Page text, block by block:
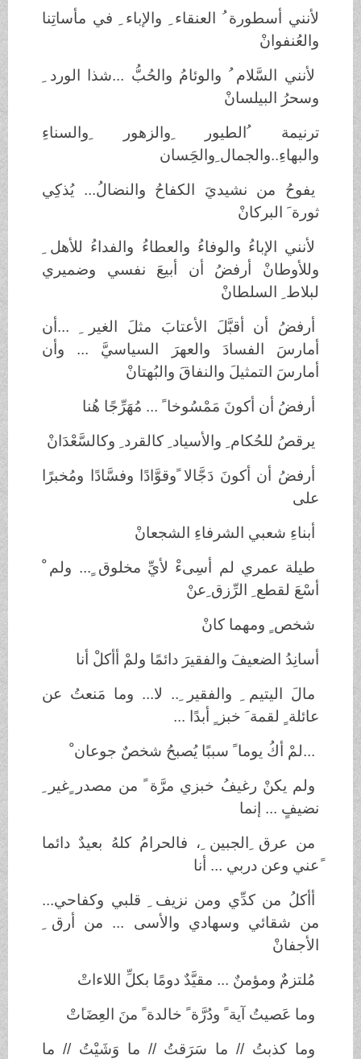
لأنني أسطورة ُ العنقاء ِ والإباء ِ في مأساتِنا
والعُنفوانْ
لأنني السَّلام ُ والوئامُ والحُبُّ ...شذا الورد ِ
وسحرُ البيلسانْ
ترنيمة ُالطيور ِوالزهور ِوالسناءِ
والبهاءِ..والجمال ِوالحَِسان
يفوحُ من نشيديَ الكفاحُ والنضالُ... يُذكِي
ثورة َ البركانْ
لأنني الإباءُ والوفاءُ والعطاءُ والفداءُ للأهل ِ
وللأوطانْ أرفضُ أن أبيعَ نفسي وضميري
لبلاط ِ السلطانْ
أرفضُ أن أقبَّلَ الأعتابَ مثلَ الغير ِ ...أن
أمارسَ الفسادَ والعهرَ السياسيَّ ... وأن
أمارسَ التمثيلَ والنفاقَ والبُهتانْ
أرفضُ أن أكونَ مَمْسُوخا ً ... مُهَرِّجًا هُنا
يرقصُ للحُكام ِ والأسياد ِ كالقرد ِ وكالسَّعْدَانْ
أرفضُ أن أكونَ دَجَّالا ًوقوَّادًا وفسَّادًا ومُخبرًا
على
أبناءِ شعبي الشرفاءِ الشجعانْ
طيلة عمري لم أسِىءْ لأيِّ مخلوق ٍ... ولم ْ
أسْعَ لقطع ِ الرِّزق ِعنْ
شخص ٍ ومهما كانْ
أسانِدُ الضعيفَ والفقيرَ دائمًا ولمْ أأكلْ أنا
مالَ اليتيم ِ والفقير ِ.. لا... وما مَنعتُ عن
عائلة ٍ لقمة َ خبز ٍ أبدًا ...
...لمْ أكُ يوما ً سببًا يُصبحُ شخصٌ جوعان ْ
ولم يكنْ رغيفُ خبزي مرَّة ً من مصدر ٍغير ِ
نضيفٍ ... إنما
من عرق ِالجبين ِ، فالحرامُ كلهُ بعيدٌ دائما
ًعني وعن دربي ... أنا
أأكلُ من كدِّي ومن نزيف ِ قلبي وكفاحي...
من شقائي وسهادي والأسى ... من أرق ِ
الأجفانْ
مُلتزمٌ ومؤمنٌ ... مقيَّدٌ دومًا بكلِّ اللاءاتْ
وما عَصيتُ آية ً ودُرَّة ً خالدة ً منَ العِضَاتْ
وما كذبتُ // ما سَرَقتُ // ما وَشَيْتُ // ما